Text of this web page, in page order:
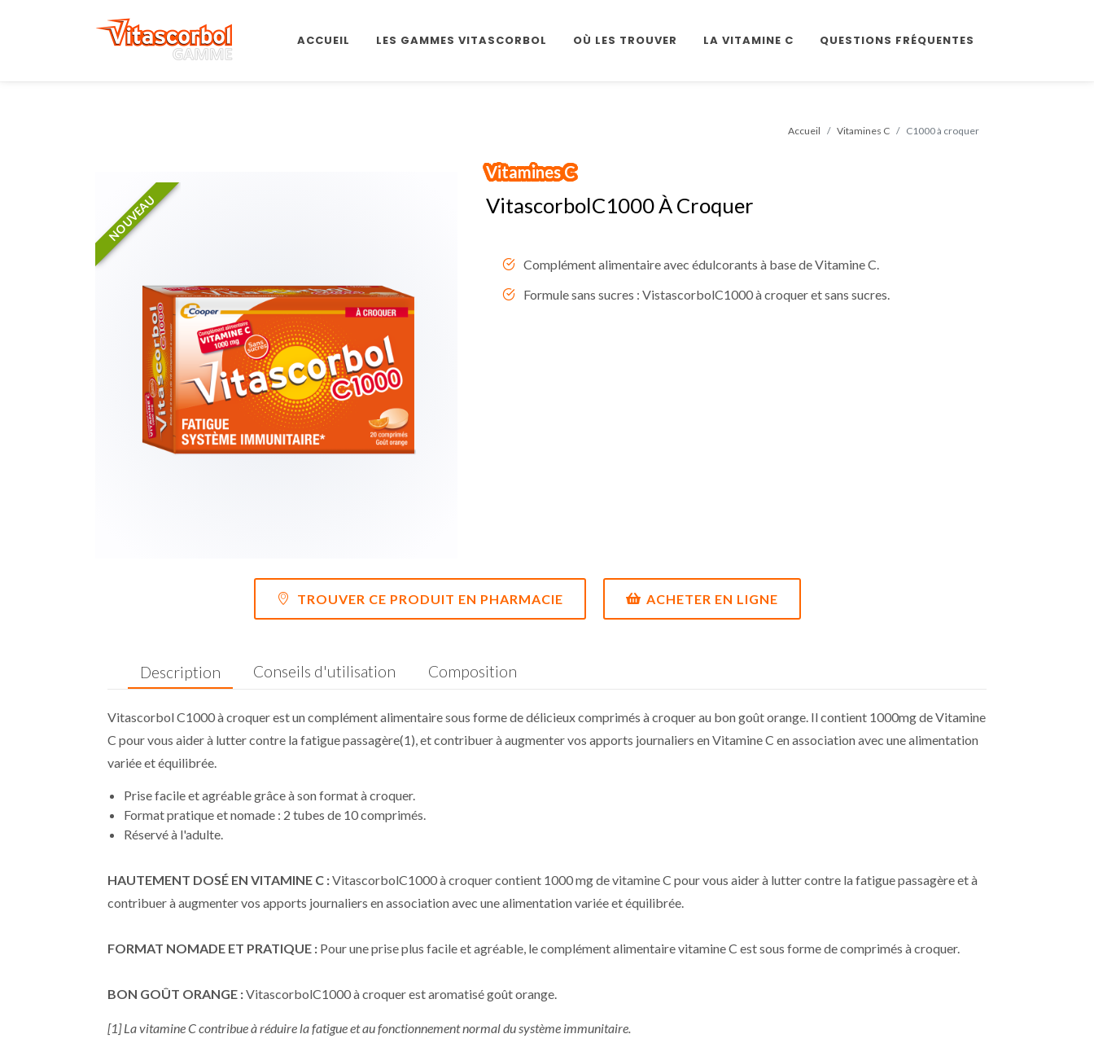
ACCUEIL LES GAMMES VITASCORBOL OÙ LES TROUVER LA VITAMINE C QUESTIONS FRÉQUENTES
NOUVEAU NOUVEAU
Accueil Vitamines C C1000 à croquer
Vitamines C
VitascorbolC1000 À Croquer
Complément alimentaire avec édulcorants à base de Vitamine C.
Formule sans sucres : VistascorbolC1000 à croquer et sans sucres.
TROUVER CE PRODUIT EN PHARMACIE ACHETER EN LIGNE
Description Conseils d'utilisation Composition
Vitascorbol C1000 à croquer est un complément alimentaire sous forme de délicieux comprimés à croquer au bon goût orange. Il contient 1000mg de Vitamine
C pour vous aider à lutter contre la fatigue passagère(1), et contribuer à augmenter vos apports journaliers en Vitamine C en association avec une alimentation
variée et équilibrée.
Prise facile et agréable grâce à son format à croquer.
Format pratique et nomade : 2 tubes de 10 comprimés.
Réservé à l'adulte.
HAUTEMENT DOSÉ EN VITAMINE C :VitascorbolC1000 à croquer contient 1000 mg de vitamine C pour vous aider à lutter contre la fatigue passagère et à
contribuer à augmenter vos apports journaliers en association avec une alimentation variée et équilibrée.
FORMAT NOMADE ET PRATIQUE : Pour une prise plus facile et agréable, le complément alimentaire vitamine C est sous forme de comprimés à croquer.
BON GOÛT ORANGE :VitascorbolC1000 à croquer est aromatisé goût orange.
[1] La vitamine C contribue à réduire la fatigue et au fonctionnement normal du système immunitaire.